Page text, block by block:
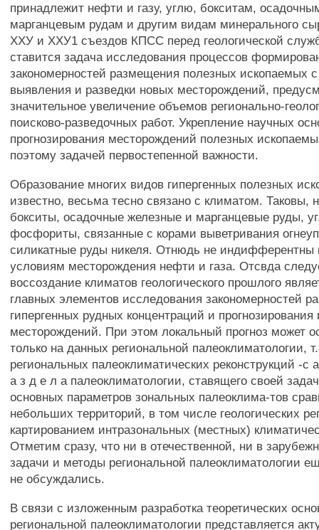
принадлежит нефти и газу, углю, бокситам,
марганцевым рудам и другим видам минерального
ХХУ и ХХУ1 съездов КПСС перед геологической
ставится задача исследования процессов
закономерностей размещения полезных ископаемых
выявления и разведки новых месторождений,
значительное увеличение объемов регионально-
поисково-разведочных работ. Укрепление научных
прогнозирования месторождений полезных
поэтому задачей первостепенной важности.
Образование многих видов гипергенных полезных
известно, весьма тесно связано с климатом. Таковы,
бокситы, осадочные железные и марганцевые руды,
фосфориты, связанные с корами выветривания
силикатные руды никеля. Отнюдь не индифферентны
условиям месторождения нефти и газа. Отсвда
воссоздание климатов геологического прошлого
главных элементов исследования закономерностей
гипергенных рудных концентраций и
месторождений. При этом локальный прогноз может
только на данных региональной палеоклиматологии,
региональных палеоклиматических реконструкций -с
а з д е л а палеоклиматологии, ставящего своей
основных параметров зональных палеоклима-тов
небольших территорий, в том числе геологических
картированием интразональных (местных)
Отметим сразу, что ни в отечественной, ни в
задачи и методы региональной палеоклиматологии
не обсуждались.
В связи с изложенным разработка теоретических
региональной палеоклиматологии представляется